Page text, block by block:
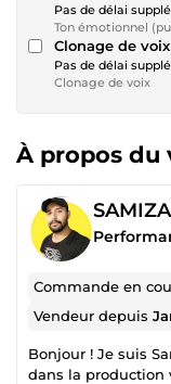
Pas de délai
Ton émotionnel
Clonage de voix
Pas de délai
Clonage de voix
À propos du
Commande en
Vendeur depuis
Bonjour ! Je suis
dans la production